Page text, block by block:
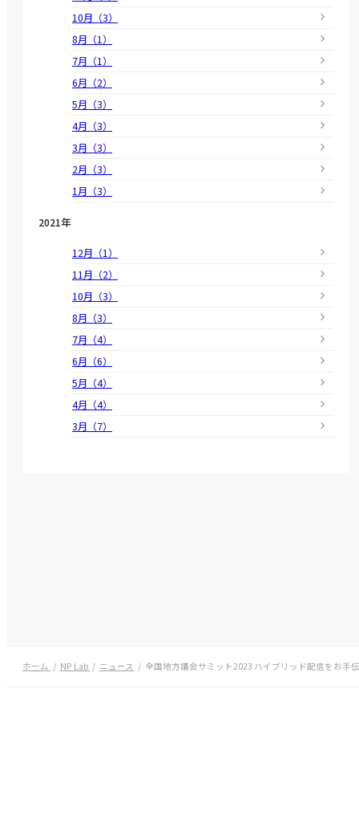
10月（3）
8月（1）
7月（1）
6月（2）
5月（3）
4月（3）
3月（3）
2月（3）
1月（3）
2021年
12月（1）
11月（2）
10月（3）
8月（3）
7月（4）
6月（6）
5月（4）
4月（4）
3月（7）
ホーム NP Lab ニュース 全国地方議会サミット2023 ハイブリッド配信をお手